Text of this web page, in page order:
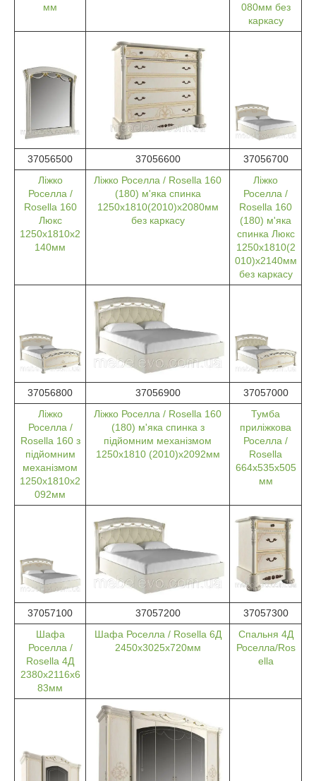
мм
080мм без
каркасу
37056500 37056600
37056700
Ліжко
Роселла /
Rosella 160
Люкс
1250х1810х2
140мм
Ліжко Роселла / Rosella 160
(180) м'яка спинка
1250х1810(2010)х2080мм
без каркасу
Ліжко
Роселла /
Rosella 160
(180) м'яка
спинка Люкс
1250х1810(2
010)х2140мм
без каркасу
37056800 37056900
37057000
Ліжко
Роселла /
Rosella 160 з
підйомним
механізмом
1250х1810х2
092мм
Ліжко Роселла / Rosella 160
(180) м'яка спинка з
підйомним механізмом
1250х1810 (2010)х2092мм
Тумба
приліжкова
Роселла /
Rosella
664х535х505
мм
37057100 37057200
37057300
Шафа
Роселла /
Rosella 4Д
2380х2116х6
83мм
Шафа Роселла / Rosella 6Д
2450х3025х720мм
Спальня 4Д
Роселла/Ros
ella